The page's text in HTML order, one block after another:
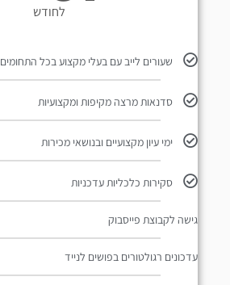
לחודש
שעורים לייב עם בעלי מקצוע בכל התחומים
סדנאות מרצה מקיפות ומקצועיות
ימי עיון מקצועיים ובנושאי מכירות
סקירות כלכליות עדכניות
גישה לקבוצת פייסבוק
עדכונים רגולטורים בפושים לנייד​